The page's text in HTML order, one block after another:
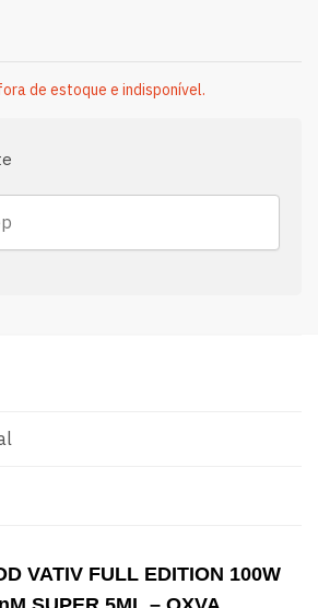
de estoque e indisponível.
VATIV FULL EDITION 100W